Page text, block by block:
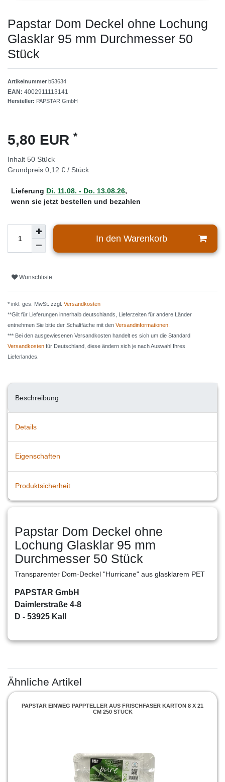
Papstar Dom Deckel ohne Lochung
Glasklar 95 mm Durchmesser 50
Stück
Artikelnummer b53634
EAN: 4002911113141
Hersteller: PAPSTAR GmbH
5,80 EUR *
Inhalt 50 Stück
Grundpreis 0,12 € / Stück
Lieferung Di. 11.08. - Do. 13.08.26,
wenn sie jetzt bestellen und bezahlen
In den Warenkorb
Wunschliste
* inkl. ges. MwSt. zzgl. Versandkosten
**Gilt für Lieferungen innerhalb deutschlands, Lieferzeiten für andere Länder
entnehmen Sie bitte der Schaltfäche mit den Versandinformationen
*** Bei den ausgewiesenen Versandkosten handelt es sich um die Standard
Versandkosten für Deutschland, diese ändern sich je nach Auswahl Ihres
Lieferlandes.
Beschreibung
Details
Eigenschaften
Produktsicherheit
Papstar Dom Deckel ohne
Lochung Glasklar 95 mm
Durchmesser 50 Stück
Transparenter Dom-Deckel "Hurricane" aus glasklarem PET
PAPSTAR GmbH
Daimlerstraße 4-8
D - 53925 Kall
Ähnliche Artikel
PAPSTAR EINWEG PAPPTELLER AUS FRISCHFASER KARTON 8 X 21
CM 250 STÜCK